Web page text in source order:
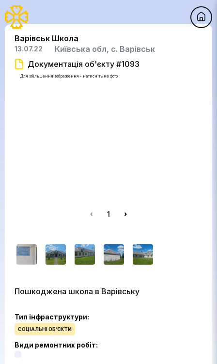
Для збільшення зображення - натисніть на фото
1
Варівськ Школа
13.07.22
Київська обл, с. Варівськ
Документація об'єкту #1093
Тип інфраструктури:
СОЦІАЛЬНІ ОБ‘ЄКТИ
Види ремонтних робіт:
Пошкоджена школа в Варівську